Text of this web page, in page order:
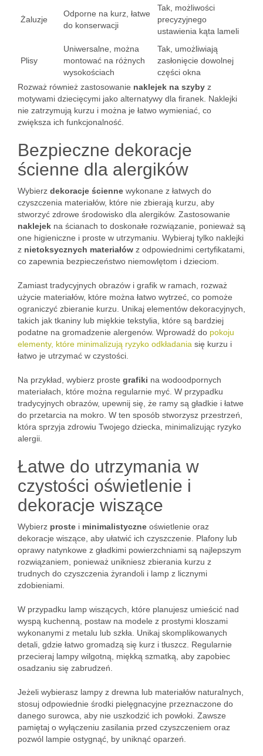
Żaluzje
Odporne na kurz, łatwe
do konserwacji
Tak, możliwości
precyzyjnego
ustawienia kąta lameli
Plisy
Uniwersalne, można
montować na różnych
wysokościach
Tak, umożliwiają
zasłonięcie dowolnej
części okna
Rozważ również zastosowanie naklejek na szyby z
motywami dziecięcymi jako alternatywy dla firanek. Naklejki
nie zatrzymują kurzu i można je łatwo wymieniać, co
zwiększa ich funkcjonalność.
Bezpieczne dekoracje
ścienne dla alergików
Wybierz dekoracje ścienne wykonane z łatwych do
czyszczenia materiałów, które nie zbierają kurzu, aby
stworzyć zdrowe środowisko dla alergików. Zastosowanie
naklejek na ścianach to doskonałe rozwiązanie, ponieważ są
one higieniczne i proste w utrzymaniu. Wybieraj tylko naklejki
z nietoksycznych materiałów z odpowiednimi certyfikatami,
co zapewnia bezpieczeństwo niemowlętom i dzieciom.
Zamiast tradycyjnych obrazów i grafik w ramach, rozważ
użycie materiałów, które można łatwo wytrzeć, co pomoże
ograniczyć zbieranie kurzu. Unikaj elementów dekoracyjnych,
takich jak tkaniny lub miękkie tekstylia, które są bardziej
podatne na gromadzenie alergenów. Wprowadź do pokoju
elementy, które minimalizują ryzyko odkładania się kurzu i
łatwo je utrzymać w czystości.
Na przykład, wybierz proste grafiki na wodoodpornych
materiałach, które można regularnie myć. W przypadku
tradycyjnych obrazów, upewnij się, że ramy są gładkie i łatwe
do przetarcia na mokro. W ten sposób stworzysz przestrzeń,
która sprzyja zdrowiu Twojego dziecka, minimalizując ryzyko
alergii.
Łatwe do utrzymania w
czystości oświetlenie i
dekoracje wiszące
Wybierz proste i minimalistyczne oświetlenie oraz
dekoracje wiszące, aby ułatwić ich czyszczenie. Plafony lub
oprawy natynkowe z gładkimi powierzchniami są najlepszym
rozwiązaniem, ponieważ unikniesz zbierania kurzu z
trudnych do czyszczenia żyrandoli i lamp z licznymi
zdobieniami.
W przypadku lamp wiszących, które planujesz umieścić nad
wyspą kuchenną, postaw na modele z prostymi kloszami
wykonanymi z metalu lub szkła. Unikaj skomplikowanych
detali, gdzie łatwo gromadzą się kurz i tłuszcz. Regularnie
przecieraj lampy wilgotną, miękką szmatką, aby zapobiec
osadzaniu się zabrudzeń.
Jeżeli wybierasz lampy z drewna lub materiałów naturalnych,
stosuj odpowiednie środki pielęgnacyjne przeznaczone do
danego surowca, aby nie uszkodzić ich powłoki. Zawsze
pamiętaj o wyłączeniu zasilania przed czyszczeniem oraz
pozwól lampie ostygnąć, by uniknąć oparzeń.